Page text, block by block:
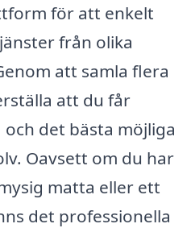
för att enkelt
från olika
att samla flera
att du får
det bästa möjliga
Oavsett om du har
matta eller ett
det professionella